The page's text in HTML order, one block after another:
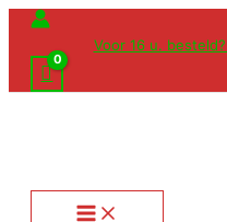
inhoud
Voor 16 u.